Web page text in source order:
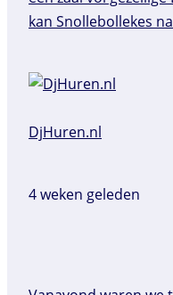
DjHuren.nl️
4 weken geleden